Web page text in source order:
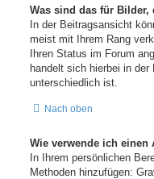
Was sind das für Bilder,
In der Beitragsansicht
meist mit Ihrem Rang
Ihren Status im Forum
handelt sich hierbei in
unterschiedlich ist.
Nach oben
Wie verwende ich einen
In Ihrem persönlichen
Methoden hinzufügen: